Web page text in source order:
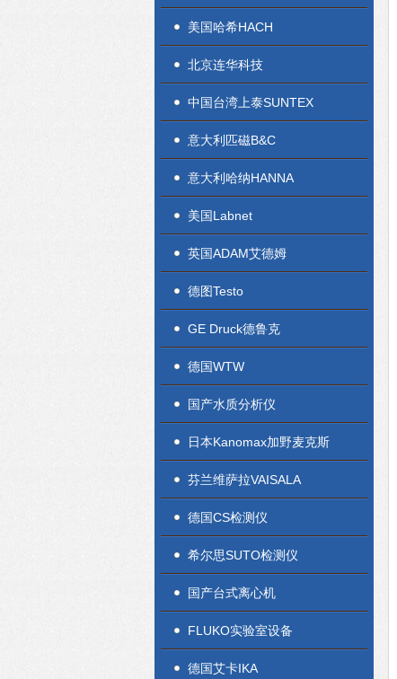
美国哈希HACH
北京连华科技
中国台湾上泰SUNTEX
意大利匹磁B&C
意大利哈纳HANNA
美国Labnet
英国ADAM艾德姆
德图Testo
GE Druck德鲁克
德国WTW
国产水质分析仪
日本Kanomax加野麦克斯
芬兰维萨拉VAISALA
德国CS检测仪
希尔思SUTO检测仪
国产台式离心机
FLUKO实验室设备
德国艾卡IKA